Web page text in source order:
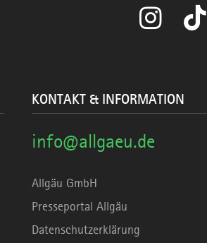
Instagram
KONTAKT & INFORMATION
info@allgaeu.de
Allgäu GmbH
Presseportal Allgäu
Datenschutzerklärung